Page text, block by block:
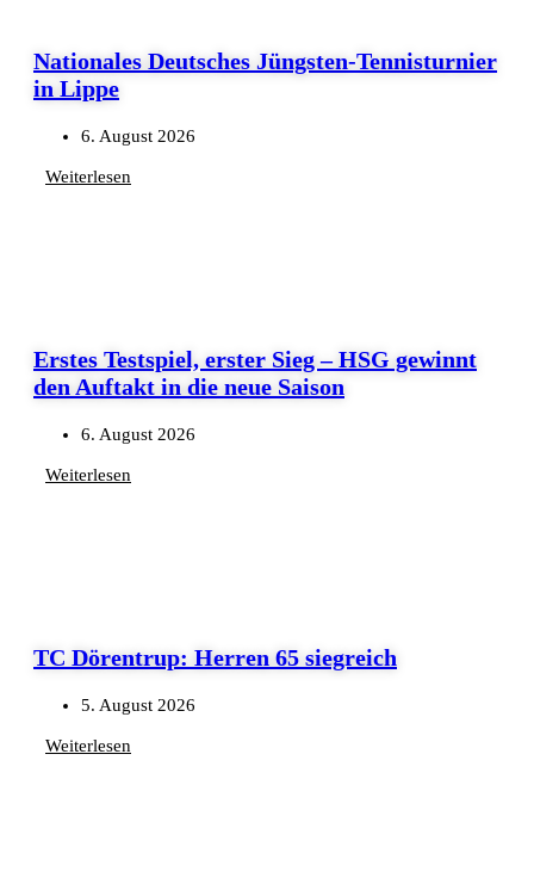
Nationales Deutsches Jüngsten-Tennisturnier
in Lippe
6. August 2026
Weiterlesen
Erstes Testspiel, erster Sieg – HSG gewinnt
den Auftakt in die neue Saison
6. August 2026
Weiterlesen
TC Dörentrup: Herren 65 siegreich
5. August 2026
Weiterlesen